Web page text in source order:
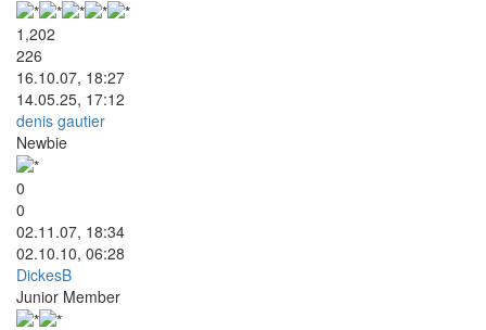
1,202
226
16.10.07, 18:27
14.05.25, 17:12
denis gautier
Newbie
0
0
02.11.07, 18:34
02.10.10, 06:28
DickesB
Junior Member